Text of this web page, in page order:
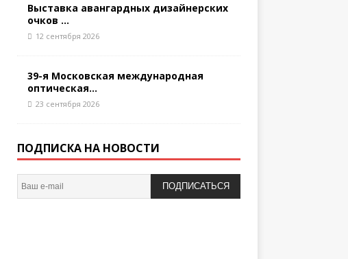
Выставка авангардных дизайнерских
очков ...
12 сентября 2026
39-я Московская международная
оптическая...
23 сентября 2026
ПОДПИСКА НА НОВОСТИ
ПОДПИСАТЬСЯ